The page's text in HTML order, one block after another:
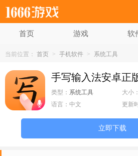
首页 游戏 软
当前位置： 首页 > 手机软件 > 系统工具
手写输入法安卓正
类型： 系统工具 大小
语言： 中文 更新
立即下载